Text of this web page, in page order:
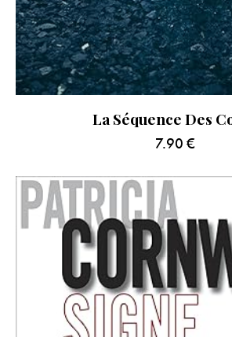
La Séquence Des
7.90 €